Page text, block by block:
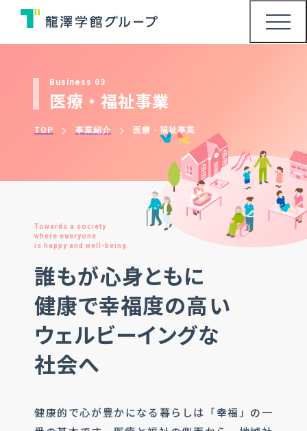
Business 03
医療・福祉事業
TOP 事業紹介 医療・福祉事業
Towards a society
where everyone
is happy and well-being.
誰もが心身ともに
健康で幸福度の高い
ウェルビーイングな
社会へ
健康的で心が豊かになる暮らしは「幸福」の一